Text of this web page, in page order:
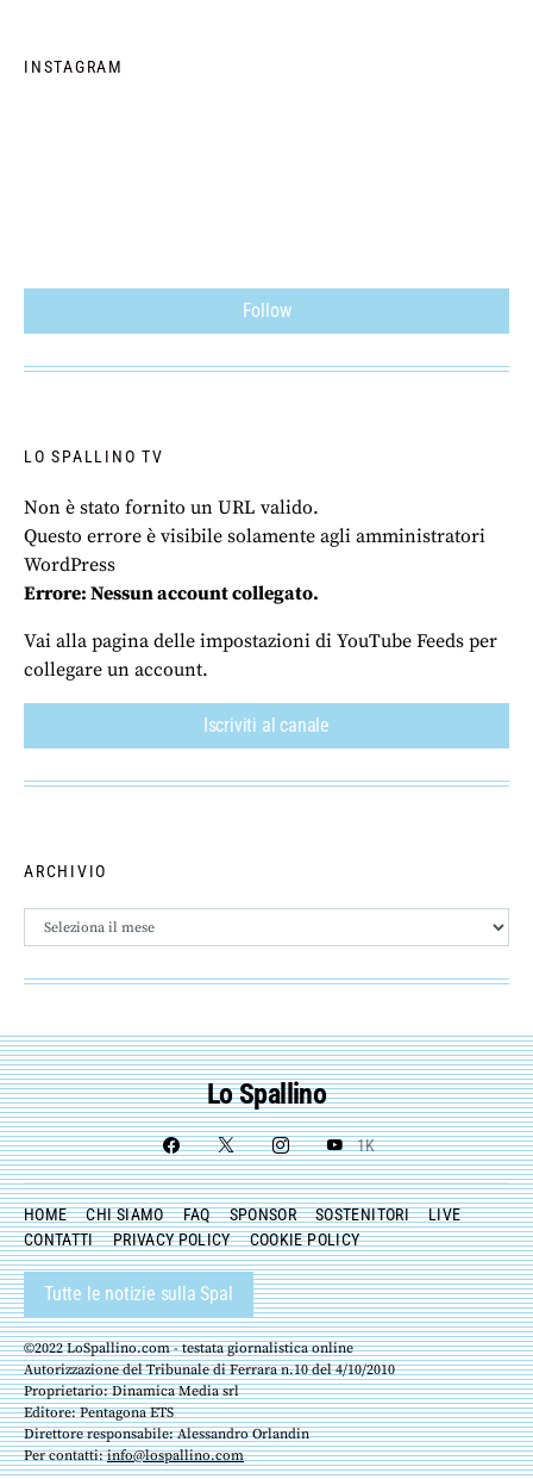
INSTAGRAM
Follow
LO SPALLINO TV
Non è stato fornito un URL valido.
Questo errore è visibile solamente agli amministratori
WordPress
Errore: Nessun account collegato.
Vai alla pagina delle impostazioni di YouTube Feeds per
collegare un account.
Iscriviti al canale
ARCHIVIO
Archivio
Lo Spallino
1K
HOME CHI SIAMO FAQ SPONSOR SOSTENITORI
LIVE
CONTATTI
PRIVACY POLICY COOKIE POLICY
Tutte le notizie sulla Spal
©2022 LoSpallino.com - testata giornalistica online
Autorizzazione del Tribunale di Ferrara n.10 del 4/10/2010
Proprietario: Dinamica Media srl
Editore: Pentagona ETS
Direttore responsabile: Alessandro Orlandin
Per contatti:info@lospallino.com